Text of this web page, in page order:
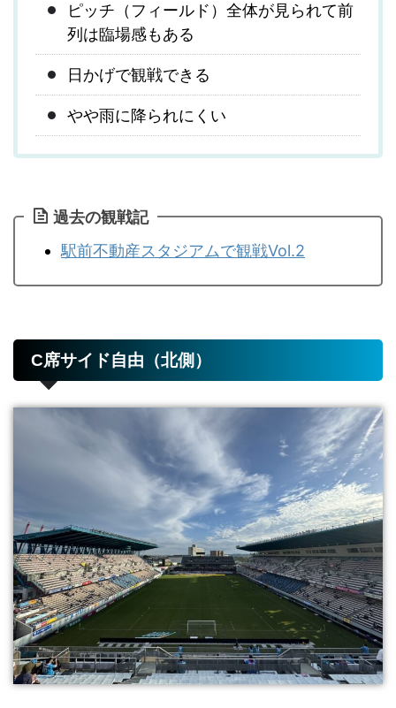
ピッチ（フィールド）全体が見られて前
列は臨場感もある
日かげで観戦できる
やや雨に降られにくい
過去の観戦記
駅前不動産スタジアムで観戦Vol.2
C席サイド自由（北側）